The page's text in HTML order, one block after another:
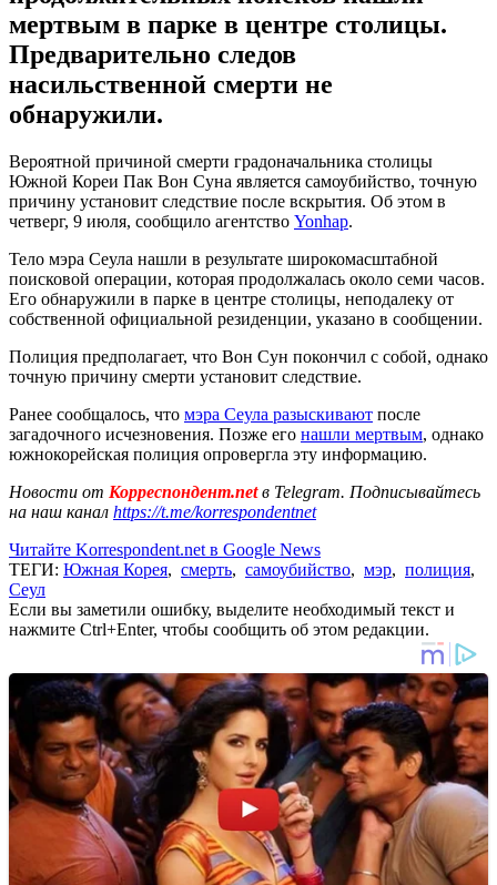
мертвым в парке в центре столицы.
Предварительно следов
насильственной смерти не
обнаружили.
Вероятной причиной смерти градоначальника столицы
Южной Кореи Пак Вон Суна является самоубийство, точную
причину установит следствие после вскрытия. Об этом в
четверг, 9 июля, сообщило агентство Yonhap.
Тело мэра Сеула нашли в результате широкомасштабной
поисковой операции, которая продолжалась около семи часов.
Его обнаружили в парке в центре столицы, неподалеку от
собственной официальной резиденции, указано в сообщении.
Полиция предполагает, что Вон Сун покончил с собой, однако
точную причину смерти установит следствие.
Ранее сообщалось, что мэра Сеула разыскивают после
загадочного исчезновения. Позже его нашли мертвым, однако
южнокорейская полиция опровергла эту информацию.
Новости от Корреспондент.netв Telegram. Подписывайтесь
на наш канал https://t.me/korrespondentnet
Читайте Korrespondent.net в Google News
ТЕГИ: Южная Корея, смерть, самоубийство, мэр, полиция,
Сеул
Если вы заметили ошибку, выделите необходимый текст и
нажмите Ctrl+Enter, чтобы сообщить об этом редакции.